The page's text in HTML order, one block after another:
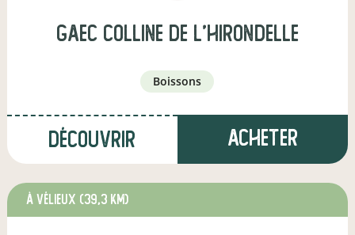
GAEC Colline de l'hirondelle
boissons
Découvrir Acheter
à Vélieux (39,3 km)